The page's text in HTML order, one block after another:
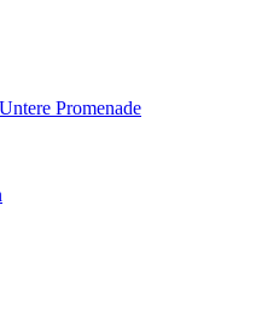
Promenade